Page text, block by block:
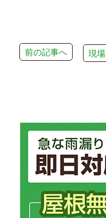
前の記事へ 現